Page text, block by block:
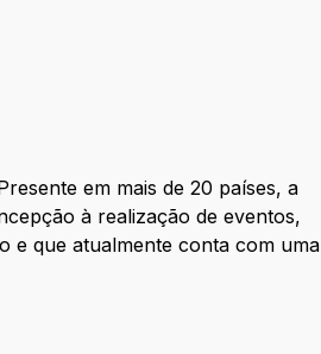
em mais de 20 países, a
à realização de eventos,
e que atualmente conta com uma